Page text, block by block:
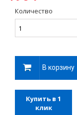
Количество
В корзину
Купить в 1
клик